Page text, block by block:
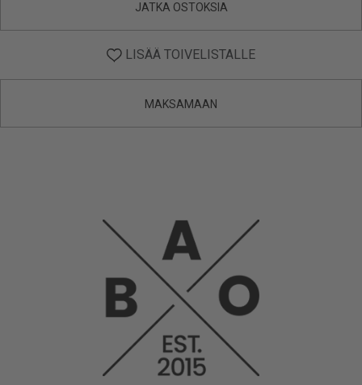
JATKA OSTOKSIA
LISÄÄ TOIVELISTALLE
MAKSAMAAN